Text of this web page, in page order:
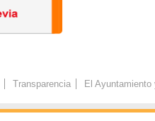
Transparencia El Ayuntamiento